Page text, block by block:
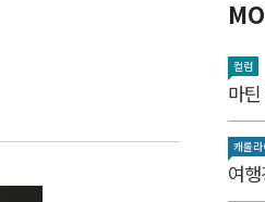
컬럼
마
캐롤
여